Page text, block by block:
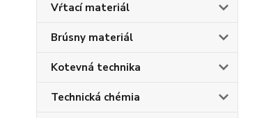
Vŕtací materiál
Brúsny materiál
Kotevná technika
Technická chémia